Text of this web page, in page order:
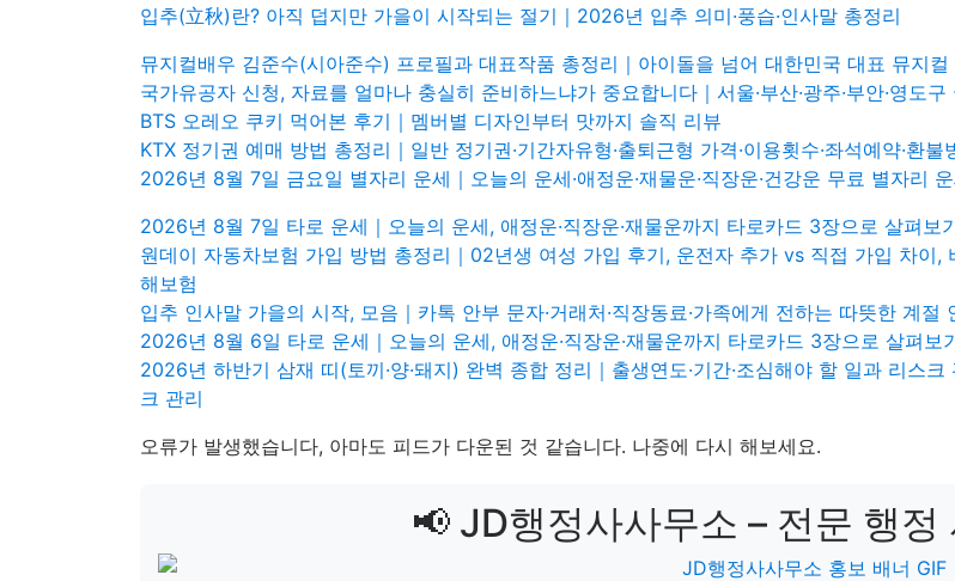
입추(立秋)란? 아직 덥지만 가을이 시작되는 절기｜2026년 입추 의미·풍습·인사말 총정리
뮤지컬배우 김준수(시아준수) 프로필과 대표작품 총정리｜아이돌을 넘어 대한민국 대표 뮤지컬
국가유공자 신청, 자료를 얼마나 충실히 준비하느냐가 중요합니다｜서울·부산·광주·부안·영도
BTS 오레오 쿠키 먹어본 후기｜멤버별 디자인부터 맛까지 솔직 리뷰
KTX 정기권 예매 방법 총정리｜일반 정기권·기간자유형·출퇴근형 가격·이용횟수·좌석예약·환
2026년 8월 7일 금요일 별자리 운세｜오늘의 운세·애정운·재물운·직장운·건강운 무료 별자리
2026년 8월 7일 타로 운세｜오늘의 운세, 애정운·직장운·재물운까지 타로카드 3장으로 살펴보
원데이 자동차보험 가입 방법 총정리｜02년생 여성 가입 후기, 운전자 추가 vs 직접 가입 차이
해보험
입추 인사말 가을의 시작, 모음｜카톡 안부 문자·거래처·직장동료·가족에게 전하는 따뜻한 계절
2026년 8월 6일 타로 운세｜오늘의 운세, 애정운·직장운·재물운까지 타로카드 3장으로 살펴
2026년 하반기 삼재 띠(토끼·양·돼지) 완벽 종합 정리｜출생연도·기간·조심해야 할 일과 리스
크 관리
오류가 발생했습니다, 아마도 피드가 다운된 것 같습니다. 나중에 다시 해보세요.
📢 JD행정사사무소 – 전문 행정